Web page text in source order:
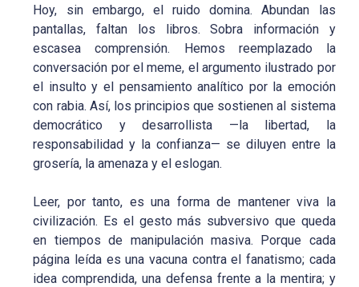
Hoy, sin embargo, el ruido domina. Abundan las
pantallas, faltan los libros. Sobra información y
escasea comprensión. Hemos reemplazado la
conversación por el meme, el argumento ilustrado por
el insulto y el pensamiento analítico por la emoción
con rabia. Así, los principios que sostienen al sistema
democrático y desarrollista —la libertad, la
responsabilidad y la confianza— se diluyen entre la
grosería, la amenaza y el eslogan.
Leer, por tanto, es una forma de mantener viva la
civilización. Es el gesto más subversivo que queda
en tiempos de manipulación masiva. Porque cada
página leída es una vacuna contra el fanatismo; cada
idea comprendida, una defensa frente a la mentira; y